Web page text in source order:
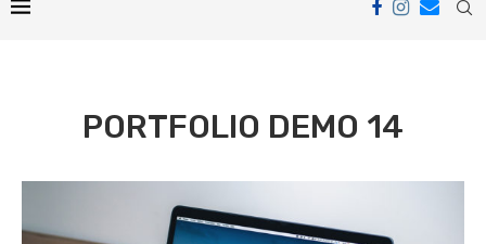
PORTFOLIO DEMO 14